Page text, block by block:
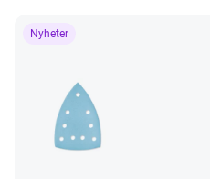
Nyheter